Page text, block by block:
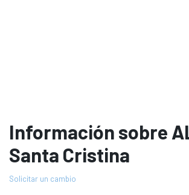
Información sobre
Santa Cristina
Solicitar un cambio